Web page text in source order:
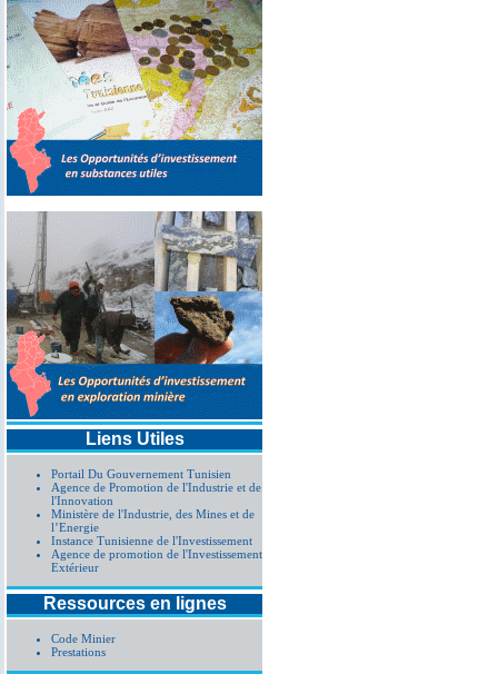
Liens Utiles
Portail Du Gouvernement Tunisien
Agence de Promotion de l'Industrie et de
l'Innovation
Ministère de l'Industrie, des Mines et de
l’Energie
Instance Tunisienne de l'Investissement
Agence de promotion de l'Investissement
Extérieur
Ressources en lignes
Code Minier
Prestations